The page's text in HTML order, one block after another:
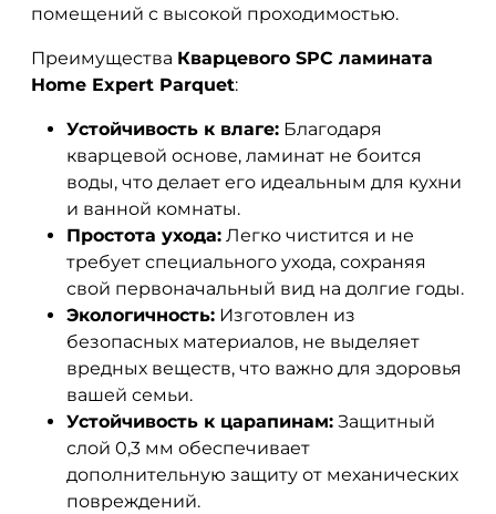
помещений с высокой проходимостью.
Преимущества Кварцевого SPC ламината
Home Expert Parquet:
Устойчивость к влаге: Благодаря
кварцевой основе, ламинат не боится
воды, что делает его идеальным для кухни
и ванной комнаты.
Простота ухода: Легко чистится и не
требует специального ухода, сохраняя
свой первоначальный вид на долгие годы.
Экологичность: Изготовлен из
безопасных материалов, не выделяет
вредных веществ, что важно для здоровья
вашей семьи.
Устойчивость к царапинам: Защитный
слой 0,3 мм обеспечивает
дополнительную защиту от механических
повреждений.